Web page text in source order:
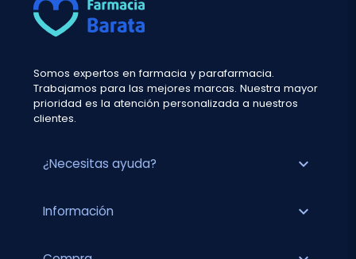
Somos expertos en farmacia y parafarmacia.
Trabajamos para las mejores marcas. Nuestra mayor
prioridad es la atención personalizada a nuestros
clientes.
¿Necesitas ayuda? expand_more
Información expand_more